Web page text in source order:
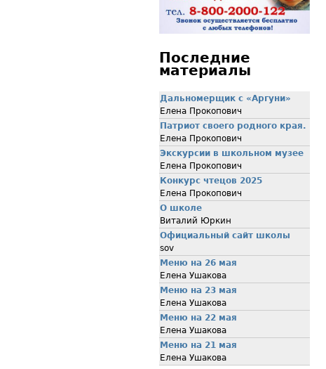
Последние
материалы
Дальномерщик с «Аргуни»
Елена Прокопович
Патриот своего родного края.
Елена Прокопович
Экскурсии в школьном музее
Елена Прокопович
Конкурс чтецов 2025
Елена Прокопович
О школе
Виталий Юркин
Официальный сайт школы
sov
Меню на 26 мая
Елена Ушакова
Меню на 23 мая
Елена Ушакова
Меню на 22 мая
Елена Ушакова
Меню на 21 мая
Елена Ушакова